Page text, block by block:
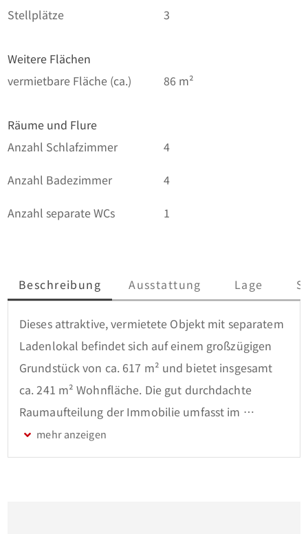
Stellplätze 3
Weitere Flächen
vermietbare Fläche (ca.)
86 m²
Räume und Flure
Anzahl Schlafzimmer
4
Anzahl Badezimmer
4
Anzahl separate WCs
1
Beschreibung Ausstattung Lage
Dieses attraktive, vermietete Objekt mit separatem
Ladenlokal befindet sich auf einem großzügigen
Grundstück von ca. 617 m² und bietet insgesamt
ca. 241 m² Wohnfläche. Die gut durchdachte
Raumaufteilung der Immobilie umfasst im
Erdgeschoss einen großzügigen Wohnbereich, eine
Küche, ein Gäste-WC sowie ein Büro. Im